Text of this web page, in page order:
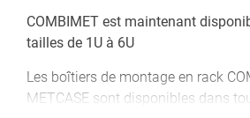
COMBIMET est maintenant
tailles de 1U à 6U
Les boîtiers de montage en rack
METCASE sont disponibles dans